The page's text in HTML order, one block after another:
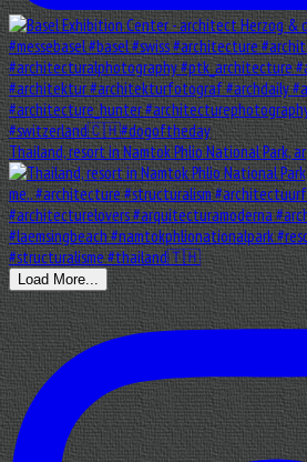
Thailand, resort in Namtok Phlio National Park, ar
Load More...